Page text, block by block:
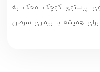
پرستوی کوچک محک به
همیشه با بیماری سرطان